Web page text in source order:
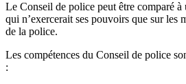
Le Conseil de police peut être comparé
qui n’exercerait ses pouvoirs que sur les
de la police.
Les compétences du Conseil de police
: